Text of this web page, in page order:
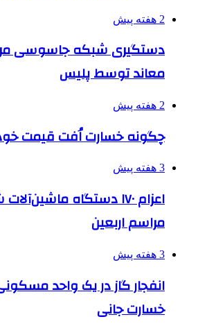
2 هفته پیش
دستگیری شبکه جاسوسی
معاند توسط پلیس
2 هفته پیش
چگونه خسارت اُفت قیمت
3 هفته پیش
اعزام ۱۷۰ دستگاه
مراسم اربعین
3 هفته پیش
انفجار گاز در یک واحد
خسارت جانی